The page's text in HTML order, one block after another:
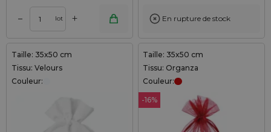
– lot + En rupture de stock
Taille: 35x50 cm
Tissu: Velours
Couleur:
Taille: 35x50 cm
Tissu: Organza
Couleur:
-16%